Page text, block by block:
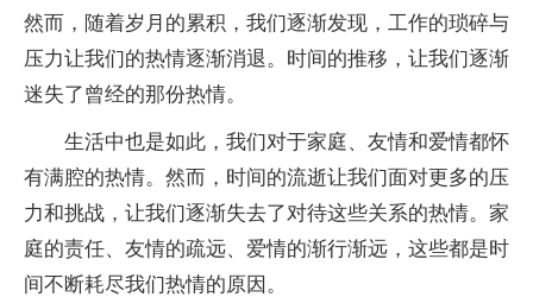
然而，随着岁月的累积，我们逐渐发现，工作的琐碎与
压力让我们的热情逐渐消退。时间的推移，让我们逐渐
迷失了曾经的那份热情。
生活中也是如此，我们对于家庭、友情和爱情都怀
有满腔的热情。然而，时间的流逝让我们面对更多的压
力和挑战，让我们逐渐失去了对待这些关系的热情。家
庭的责任、友情的疏远、爱情的渐行渐远，这些都是时
间不断耗尽我们热情的原因。